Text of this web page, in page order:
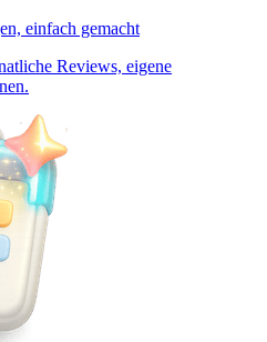
einfach gemacht
Reviews, eigene